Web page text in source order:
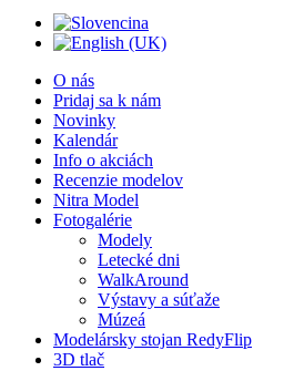
O nás
Pridaj sa k nám
Novinky
Kalendár
Info o akciách
Recenzie modelov
Nitra Model
Fotogalérie
Modely
Letecké dni
WalkAround
Výstavy a súťaže
Múzeá
Modelársky stojan RedyFlip
3D tlač